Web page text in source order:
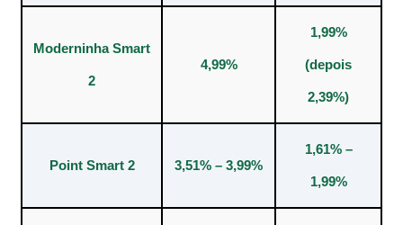
Moderninha Smart
2
4,99%
1,99%
(depois
2,39%)
Point Smart 2 3,51% – 3,99%
1,61% –
1,99%